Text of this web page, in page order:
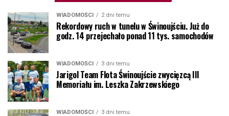
WIADOMOŚCI 2 dni temu
Rekordowy ruch w tunelu w Świnoujściu. Już do
godz. 14 przejechało ponad 11 tys. samochodów
WIADOMOŚCI 3 dni temu
Jarigol Team Flota Świnoujście zwycięzcą III
Memoriału im. Leszka Zakrzewskiego
WIADOMOŚCI 3 dni temu